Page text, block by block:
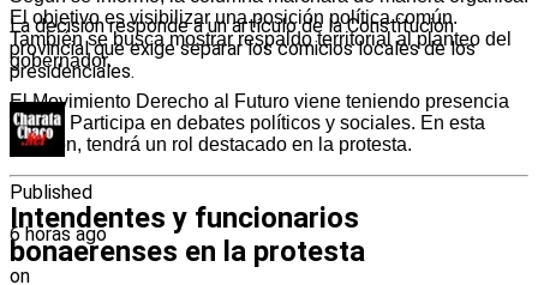
El objetivo es visibilizar una posición política común.
También se busca mostrar respaldo territorial al planteo del
gobernador.
El Movimiento Derecho al Futuro viene teniendo presencia
activa. Participa en debates políticos y sociales. En esta
ocasión, tendrá un rol destacado en la protesta.
Intendentes y funcionarios
bonaerenses en la protesta
La decisión responde a un artículo de la Constitución
provincial que exige separar los comicios locales de los
presidenciales.
Published
6 horas ago
on